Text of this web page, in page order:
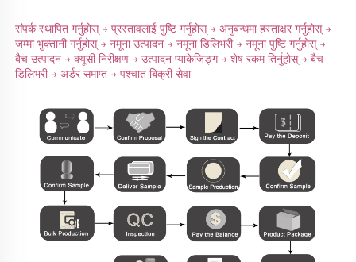
संपर्क स्थापित गर्नुहोस् → प्रस्तावलाई पुष्टि गर्नुहोस् → अनुबन्धमा हस्ताक्षर गर्नुहोस् →
जम्मा भुक्तानी गर्नुहोस् → नमूना उत्पादन → नमूना डिलिभरी → नमूना पुष्टि गर्नुहोस् →
बैच उत्पादन → क्यूसी निरीक्षण → उत्पादन प्याकेजिङ्ग → शेष रकम तिर्नुहोस् → बैच
डिलिभरी → अर्डर समाप्त → पश्चात बिक्री सेवा